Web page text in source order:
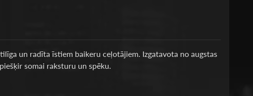
un radīta īstiem baikeru ceļotājiem. Izgatavota no augstas
somai raksturu un spēku.